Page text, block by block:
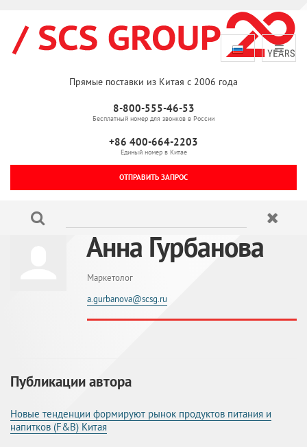
Прямые поставки из Китая с 2006 года
8-800-555-46-53
Бесплатный номер для звонков в России
+86 400-664-2203
Единый номер в Китае
ОТПРАВИТЬ ЗАПРОС
Анна Гурбанова
Маркетолог
a.gurbanova@scsg.ru
Публикации автора
Новые тенденции формируют рынок продуктов питания и
напитков (F&B) Китая